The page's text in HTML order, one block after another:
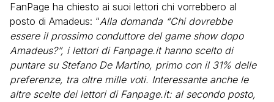
FanPage ha chiesto ai suoi lettori chi vorrebbero al
posto di Amadeus: “Alla domanda “Chi dovrebbe
essere il prossimo conduttore del game show dopo
Amadeus?”, i lettori di Fanpage.it hanno scelto di
puntare su Stefano De Martino, primo con il 31% delle
preferenze, tra oltre mille voti. Interessante anche le
altre scelte dei lettori di Fanpage.it: al secondo posto,